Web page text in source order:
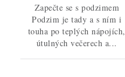
Zapečte se s podzimem
Podzim je tady a s ním i
touha po teplých nápojích,
útulných večerech a...